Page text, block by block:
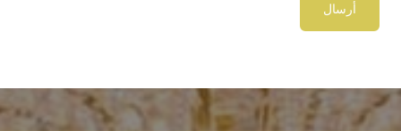
أرسال